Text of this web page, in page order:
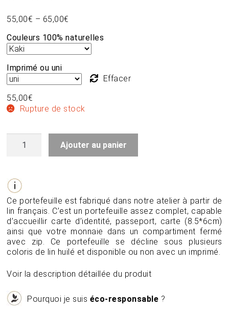
sur 5 basé
client
55,00€ – 65,00€
Couleurs 100% naturelles
Imprimé ou uni
Effacer
55,00€
Rupture de stock
en
lin
-
EDGAR
Ajouter au panier
Ce portefeuille est fabriqué dans notre atelier à partir de
lin français. C’est un portefeuille assez complet, capable
d’accueillir carte d’identité, passeport, carte (8.5*6cm)
ainsi que votre monnaie dans un compartiment fermé
avec zip. Ce portefeuille se décline sous plusieurs
coloris de lin huilé et disponible ou non avec un imprimé.
Voir la description détaillée du produit
Pourquoi je suis éco-responsable ?